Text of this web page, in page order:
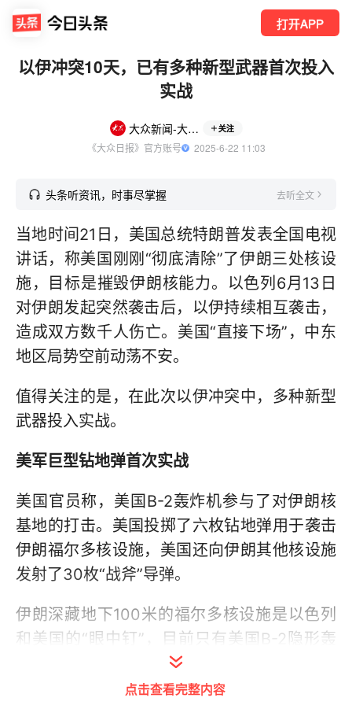
打开APP
以伊冲突10天，已有多种新型武器首次投入
实战
大众新闻-大众日报 关注
《大众日报》官方账号
  2025-6-22 11:03
头条听资讯，时事尽掌握 去听全文
当地时间21日，美国总统特朗普发表全国电视
讲话，称美国刚刚“彻底清除”了伊朗三处核设
施，目标是摧毁伊朗核能力。以色列6月13日
对伊朗发起突然袭击后，以伊持续相互袭击，
造成双方数千人伤亡。美国“直接下场”，中东
地区局势空前动荡不安。
值得关注的是，在此次以伊冲突中，多种新型
武器投入实战。
美军巨型钻地弹首次实战
美国官员称，美国B-2轰炸机参与了对伊朗核
基地的打击。美国投掷了六枚钻地弹用于袭击
伊朗福尔多核设施，美国还向伊朗其他核设施
发射了30枚“战斧”导弹。
伊朗深藏地下100米的福尔多核设施是以色列
和美国的“眼中钉”，目前只有美国B-2隐形轰
炸机携带的GBU-57巨型钻地炸弹才有可能对
点击查看完整内容